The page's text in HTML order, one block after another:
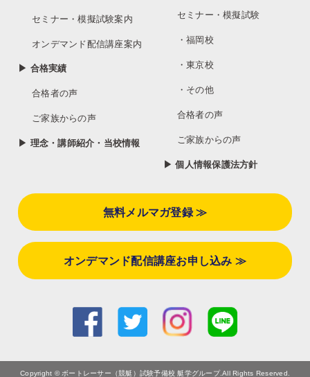
セミナー・模擬試験案内
オンデマンド配信講座案内
▶ 合格実績
合格者の声
ご家族からの声
▶ 理念・講師紹介・当校情報
セミナー・模擬試験
・福岡校
・東京校
・その他
合格者の声
ご家族からの声
▶ 個人情報保護法方針
無料メルマガ登録 ≫
オンデマンド配信講座お申し込み ≫
Copyright © ボートレーサー（競艇）試験予備校 艇学グループ.All Rights Reserved.